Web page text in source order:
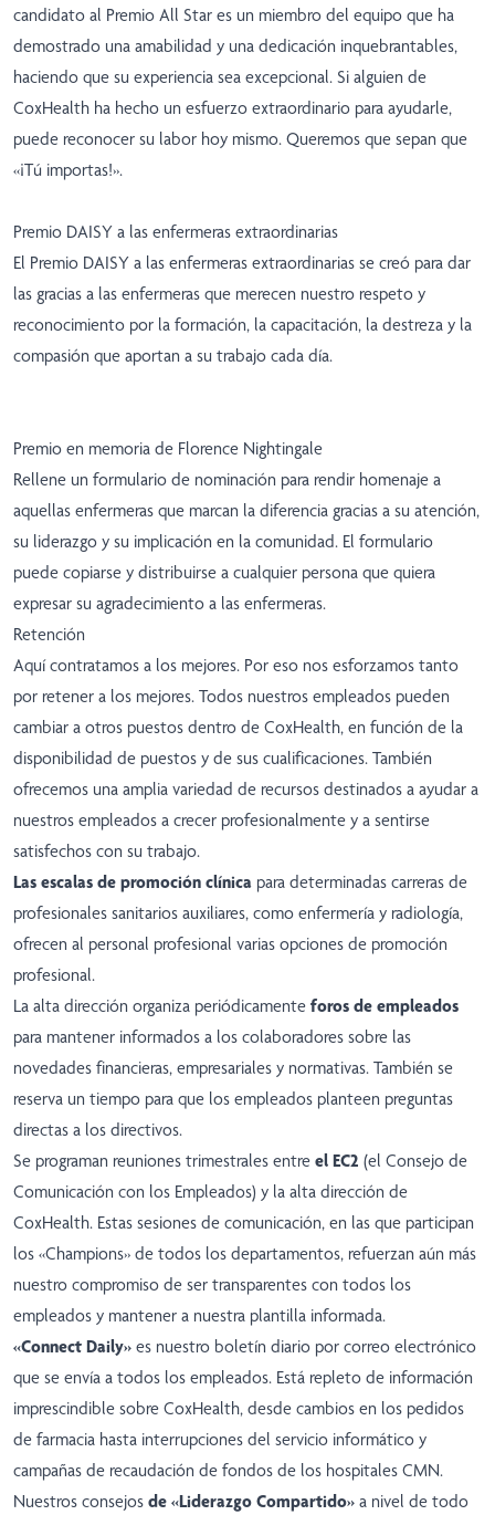
candidato al Premio All Star es un miembro del equipo que ha
demostrado una amabilidad y una dedicación inquebrantables,
haciendo que su experiencia sea excepcional. Si alguien de
CoxHealth ha hecho un esfuerzo extraordinario para ayudarle,
puede reconocer su labor hoy mismo. Queremos que sepan que
«¡Tú importas!».
Premio DAISY a las enfermeras extraordinarias
El Premio DAISY a las enfermeras extraordinarias se creó para dar
las gracias a las enfermeras que merecen nuestro respeto y
reconocimiento por la formación, la capacitación, la destreza y la
compasión que aportan a su trabajo cada día.
Premio en memoria de Florence Nightingale
Rellene un formulario de nominación para rendir homenaje a
aquellas enfermeras que marcan la diferencia gracias a su atención,
su liderazgo y su implicación en la comunidad. El formulario
puede copiarse y distribuirse a cualquier persona que quiera
expresar su agradecimiento a las enfermeras.
Retención
Aquí contratamos a los mejores. Por eso nos esforzamos tanto
por retener a los mejores. Todos nuestros empleados pueden
cambiar a otros puestos dentro de CoxHealth, en función de la
disponibilidad de puestos y de sus cualificaciones. También
ofrecemos una amplia variedad de recursos destinados a ayudar a
nuestros empleados a crecer profesionalmente y a sentirse
satisfechos con su trabajo.
Las escalas de promoción clínica para determinadas carreras de
profesionales sanitarios auxiliares, como enfermería y radiología,
ofrecen al personal profesional varias opciones de promoción
profesional.
La alta dirección organiza periódicamente foros de empleados
para mantener informados a los colaboradores sobre las
novedades financieras, empresariales y normativas. También se
reserva un tiempo para que los empleados planteen preguntas
directas a los directivos.
Se programan reuniones trimestrales entre el EC2 (el Consejo de
Comunicación con los Empleados) y la alta dirección de
CoxHealth. Estas sesiones de comunicación, en las que participan
los «Champions» de todos los departamentos, refuerzan aún más
nuestro compromiso de ser transparentes con todos los
empleados y mantener a nuestra plantilla informada.
«Connect Daily» es nuestro boletín diario por correo electrónico
que se envía a todos los empleados. Está repleto de información
imprescindible sobre CoxHealth, desde cambios en los pedidos
de farmacia hasta interrupciones del servicio informático y
campañas de recaudación de fondos de los hospitales CMN.
Nuestros consejos de «Liderazgo Compartido» a nivel de todo